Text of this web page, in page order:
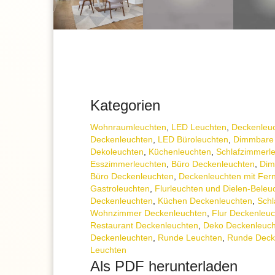
Kategorien
Wohnraum­leuchten, LED Leuchten,
Deckenleuchten, LED Büroleuchten,
Dekoleuchten, Küchenleuchten,
Esszimmer­­leuchten, Büro Deckenleuchten,
Büro Deckenleuchten, Deckenleuchten mit
Gastroleuchten, Flurleuchten und Dielen-
Deckenleuchten, Küchen Deckenleuchten,
Wohnzimmer Deckenleuchten, Flur
Restaurant Deckenleuchten, Deko
Deckenleuchten, Runde Leuchten, Runde
Leuchten
Als PDF herunterladen